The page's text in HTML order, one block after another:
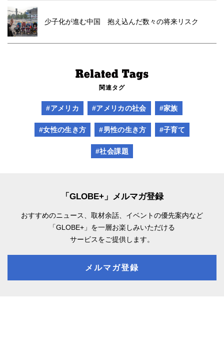
少子化が進む中国 抱え込んだ数々の将来リスク
関連タグ
#アメリカ #アメリカの社会 #家族
#女性の生き方 #男性の生き方 #子育て
#社会課題
「GLOBE+」メルマガ登録
おすすめのニュース、取材余話、 イベントの優先案内など
「GLOBE+」を一層お楽しみいただける
サービスをご提供します。
メルマガ登録